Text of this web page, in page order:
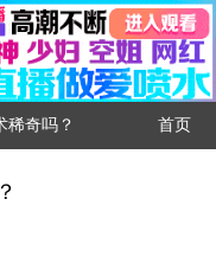
稀奇吗？ 首页